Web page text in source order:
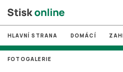
# MUNI
HLAVNÍ STRANA DOMÁCÍ
FOTOGALERIE